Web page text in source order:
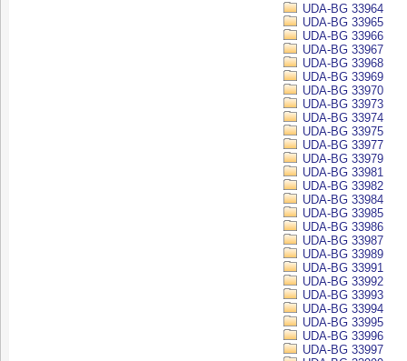
UDA-BG 33964
UDA-BG 33965
UDA-BG 33966
UDA-BG 33967
UDA-BG 33968
UDA-BG 33969
UDA-BG 33970
UDA-BG 33973
UDA-BG 33974
UDA-BG 33975
UDA-BG 33977
UDA-BG 33979
UDA-BG 33981
UDA-BG 33982
UDA-BG 33984
UDA-BG 33985
UDA-BG 33986
UDA-BG 33987
UDA-BG 33989
UDA-BG 33991
UDA-BG 33992
UDA-BG 33993
UDA-BG 33994
UDA-BG 33995
UDA-BG 33996
UDA-BG 33997